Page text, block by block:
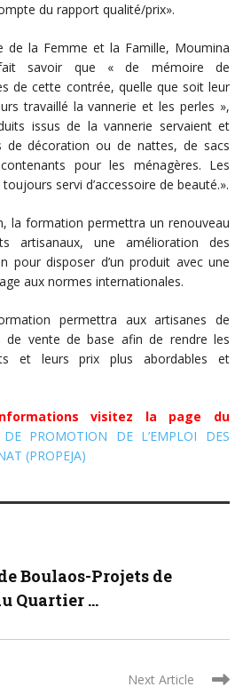
du rapport qualité/prix».
de la Femme et la Famille, Moumina
savoir que « de mémoire de
de cette contrée, quelle que soit leur
travaillé la vannerie et les perles »,
issus de la vannerie servaient et
de décoration ou de nattes, de sacs
pour les ménagères. Les
servi d’accessoire de beauté.».
la formation permettra un renouveau
artisanaux, une amélioration des
pour disposer d’un produit avec une
aux normes internationales.
permettra aux artisanes de
de vente de base afin de rendre les
et leurs prix plus abordables et
visitez la page du
DE PROMOTION DE L’EMPLOI DES
(PROPEJA)
Boulaos-Projets de
Quartier ...
Next Article